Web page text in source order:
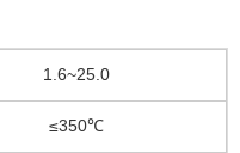
1.6~25.0
≤350℃